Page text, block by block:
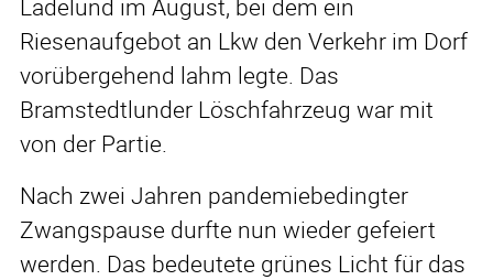
Ladelund im August, bei dem ein
Riesenaufgebot an Lkw den Verkehr im Dorf
vorübergehend lahm legte. Das
Bramstedtlunder Löschfahrzeug war mit
von der Partie.
Nach zwei Jahren pandemiebedingter
Zwangspause durfte nun wieder gefeiert
werden. Das bedeutete grünes Licht für das